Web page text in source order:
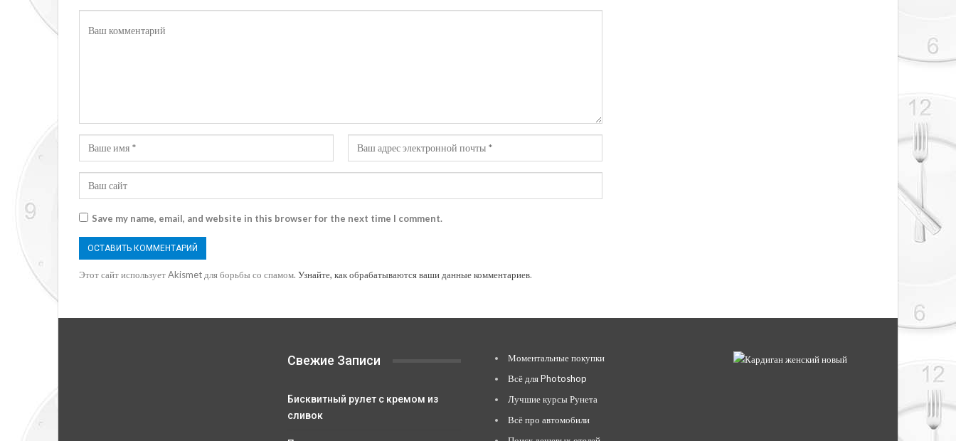
Save my name, email, and website in this browser for the next time I comment.
Этот сайт использует Akismet для борьбы со спамом. Узнайте, как обрабатываются ваши данные комментариев.
Свежие Записи
Бисквитный рулет с кремом из
сливок
Моментальные покупки
Всё для Photoshop
Лучшие курсы Рунета
Всё про автомобили